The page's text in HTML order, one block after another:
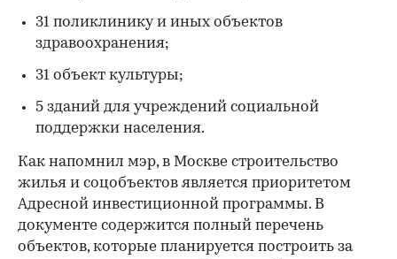
31 поликлинику и иных объектов
здравоохранения;
31 объект культуры;
5 зданий для учреждений социальной
поддержки населения.
Как напомнил мэр, в Москве строительство
жилья и соцобъектов является приоритетом
Адресной инвестиционной программы. В
документе содержится полный перечень
объектов, которые планируется построить за